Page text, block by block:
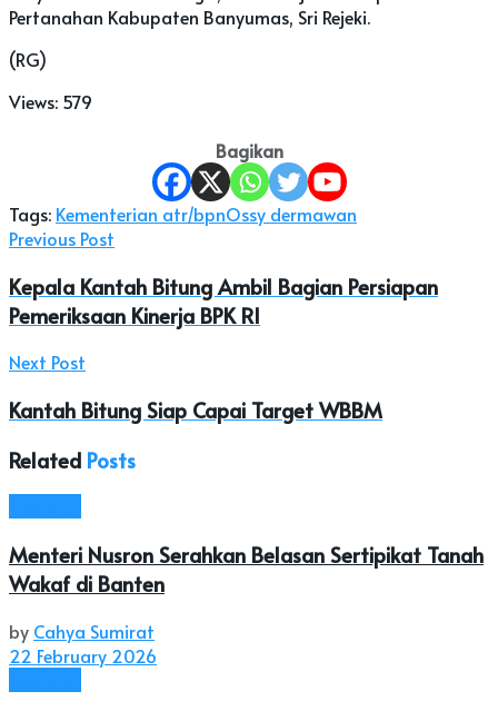
Pertanahan Kabupaten Banyumas, Sri Rejeki.
(RG)
Views: 579
Bagikan
Tags: Kementerian atr/bpnOssy dermawan
Previous Post
Kepala Kantah Bitung Ambil Bagian Persiapan
Pemeriksaan Kinerja BPK RI
Next Post
Kantah Bitung Siap Capai Target WBBM
Related Posts
Menteri Nusron Serahkan Belasan Sertipikat Tanah
Wakaf di Banten
by Cahya Sumirat
22 February 2026